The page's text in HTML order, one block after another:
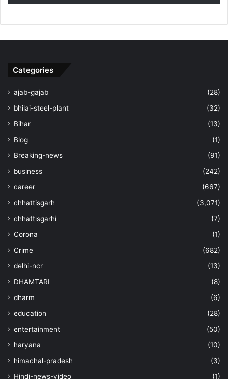
Categories
ajab-gajab
(28)
bhilai-steel-plant
(32)
Bihar
(13)
Blog
(1)
Breaking-news
(91)
business
(242)
career
(667)
chhattisgarh
(3,071)
chhattisgarhi
(7)
Corona
(1)
Crime
(682)
delhi-ncr
(13)
DHAMTARI
(8)
dharm
(6)
education
(28)
entertainment
(50)
haryana
(10)
himachal-pradesh
(3)
Hindi-news-video
(1)